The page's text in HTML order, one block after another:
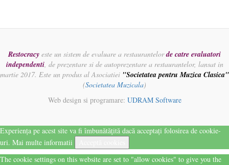
Restocracy este un sistem de evaluare a restaurantelorde catre evaluatori
independenti, de prezentare si de autoprezentare a restaurantelor, lansat in
martie 2017. Este un produs al Asociatiei "Societatea pentru Muzica Clasica"
(Societatea Muzicala)
Web design si programare: UDRAM Software
Experiența pe acest site va fi îmbunătățită dacă acceptați folosirea de cookie-
uri. Mai multe informatii
The cookie settings on this website are set to "allow cookies" to give you the